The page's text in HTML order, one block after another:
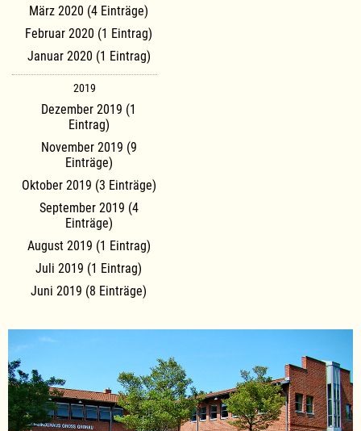
März 2020 (4 Einträge)
Februar 2020 (1 Eintrag)
Januar 2020 (1 Eintrag)
2019
Dezember 2019 (1
Eintrag)
November 2019 (9
Einträge)
Oktober 2019 (3 Einträge)
September 2019 (4
Einträge)
August 2019 (1 Eintrag)
Juli 2019 (1 Eintrag)
Juni 2019 (8 Einträge)